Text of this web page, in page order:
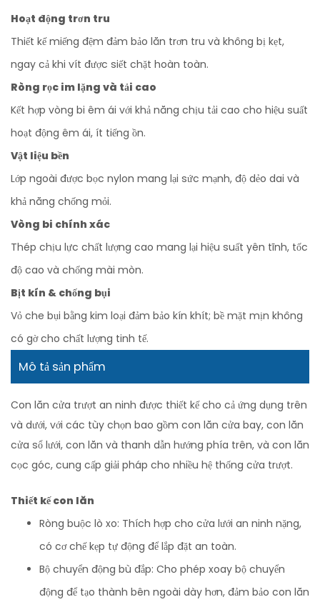
Hoạt động trơn tru
Thiết kế miếng đệm đảm bảo lăn trơn tru và không bị kẹt,
ngay cả khi vít được siết chặt hoàn toàn.
Ròng rọc im lặng và tải cao
Kết hợp vòng bi êm ái với khả năng chịu tải cao cho hiệu suất
hoạt động êm ái, ít tiếng ồn.
Vật liệu bền
Lớp ngoài được bọc nylon mang lại sức mạnh, độ dẻo dai và
khả năng chống mỏi.
Vòng bi chính xác
Thép chịu lực chất lượng cao mang lại hiệu suất yên tĩnh, tốc
độ cao và chống mài mòn.
Bịt kín & chống bụi
Vỏ che bụi bằng kim loại đảm bảo kín khít; bề mặt mịn không
có gờ cho chất lượng tinh tế.
Mô tả sản phẩm
Con lăn cửa trượt an ninh được thiết kế cho cả ứng dụng trên
và dưới, với các tùy chọn bao gồm con lăn cửa bay, con lăn
cửa sổ lưới, con lăn và thanh dẫn hướng phía trên, và con lăn
cọc góc, cung cấp giải pháp cho nhiều hệ thống cửa trượt.
Thiết kế con lăn
Ròng buộc lò xo: Thích hợp cho cửa lưới an ninh nặng,
có cơ chế kẹp tự động để lắp đặt an toàn.
Bộ chuyển động bù đắp: Cho phép xoay bộ chuyển
động để tạo thành bên ngoài dày hơn, đảm bảo con lăn